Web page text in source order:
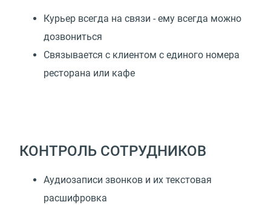
Курьер всегда на связи - ему всегда можно
дозвониться
Связывается с клиентом с единого номера
ресторана или кафе
КОНТРОЛЬ СОТРУДНИКОВ
Аудиозаписи звонков и их текстовая
расшифровка